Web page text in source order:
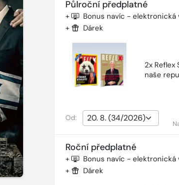
Půlroční předplatné
+ Bonus navíc - elektronická
+ Dárek
2x
naše
Od:
Roční předplatné
+ Bonus navíc - elektronická
+
Dárek